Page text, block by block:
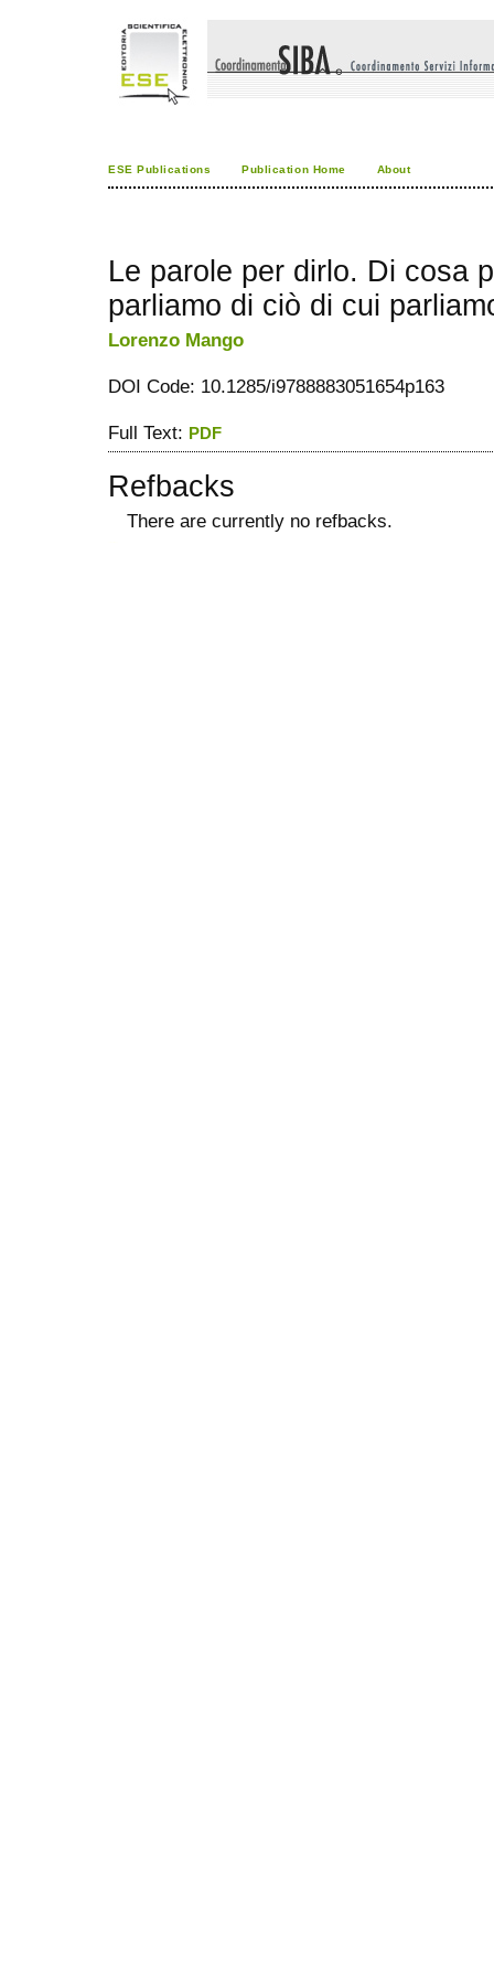
ESE Publications Publication Home About
Le parole per dirlo. Di cosa
parliamo di ciò di cui
Lorenzo Mango
DOI Code: 10.1285/i9788883051654p163
Full Text: PDF
Refbacks
There are currently no refbacks.